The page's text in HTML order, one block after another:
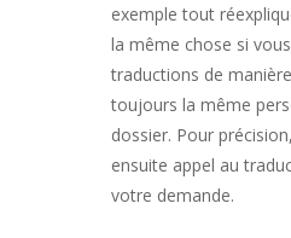
exemple tout
la même chose si
traductions de
toujours la même
dossier. Pour
ensuite appel au
votre demande.